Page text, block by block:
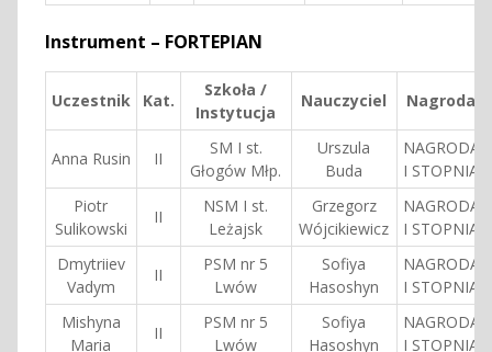
Instrument – FORTEPIAN
Uczestnik Kat.
Szkoła /
Instytucja
Nauczyciel Nagroda
Anna Rusin II
SM I st.
Głogów Młp.
Urszula
Buda
NAGRODA
I STOPNIA
Piotr
Sulikowski
II
NSM I st.
Leżajsk
Grzegorz
Wójcikiewicz
NAGRODA
I STOPNIA
Dmytriiev
Vadym
II
PSM nr 5
Lwów
Sofiya
Hasoshyn
NAGRODA
I STOPNIA
Mishyna
Maria
II
PSM nr 5
Lwów
Sofiya
Hasoshyn
NAGRODA
I STOPNIA